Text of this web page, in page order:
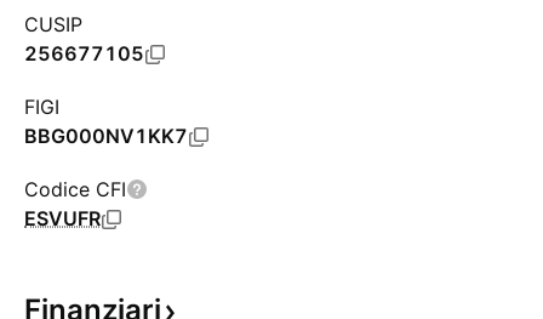
CUSIP
256677105
FIGI
BBG000NV1KK7
Codice CFI
ESVUFR
Finanziari